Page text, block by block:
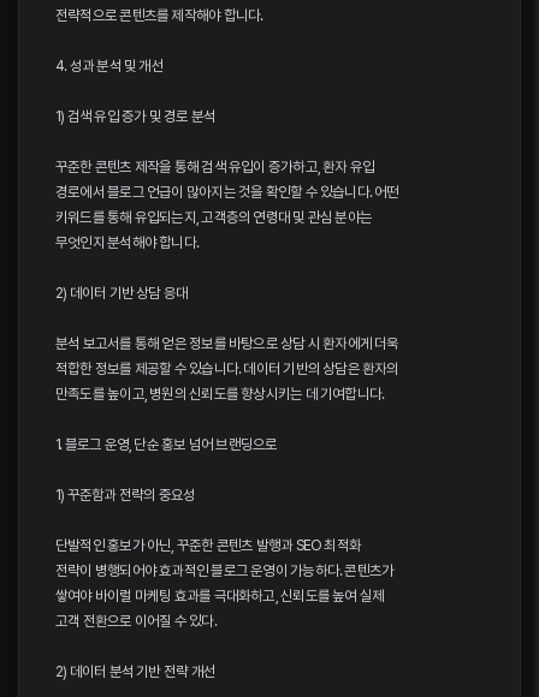
전략적으로 콘텐츠를 제작해야 합니다.
4. 성과 분석 및 개선
1) 검색 유입 증가 및 경로 분석
꾸준한 콘텐츠 제작을 통해 검색 유입이 증가하고, 환자 유입
경로에서 블로그 언급이 많아지는 것을 확인할 수 있습니다. 어떤
키워드를 통해 유입되는지, 고객층의 연령대 및 관심 분야는
무엇인지 분석해야 합니다.
2) 데이터 기반 상담 응대
분석 보고서를 통해 얻은 정보를 바탕으로 상담 시 환자에게 더욱
적합한 정보를 제공할 수 있습니다. 데이터 기반의 상담은 환자의
만족도를 높이고, 병원의 신뢰도를 향상시키는 데 기여합니다.
1. 블로그 운영, 단순 홍보 넘어 브랜딩으로
1) 꾸준함과 전략의 중요성
단발적인 홍보가 아닌, 꾸준한 콘텐츠 발행과 SEO 최적화
전략이 병행되어야 효과적인 블로그 운영이 가능하다. 콘텐츠가
쌓여야 바이럴 마케팅 효과를 극대화하고, 신뢰도를 높여 실제
고객 전환으로 이어질 수 있다.
2) 데이터 분석 기반 전략 개선